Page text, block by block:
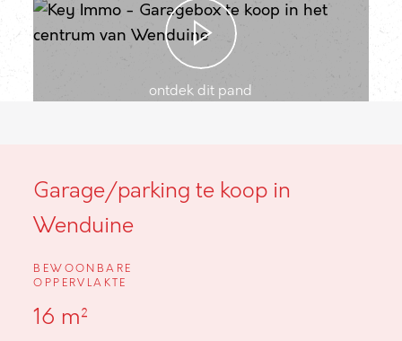
ontdek dit pand
Garage/parking te koop in
Wenduine
BEWOONBARE
OPPERVLAKTE
16 m²